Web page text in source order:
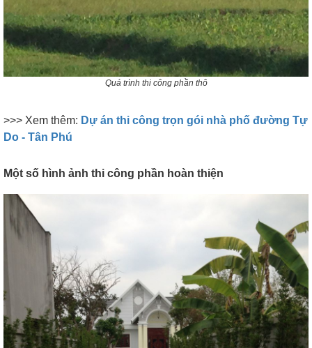
Quá trình thi công phần thô
>>> Xem thêm: Dự án thi công trọn gói nhà phố đường Tự
Do - Tân Phú
Một số hình ảnh thi công phần hoàn thiện